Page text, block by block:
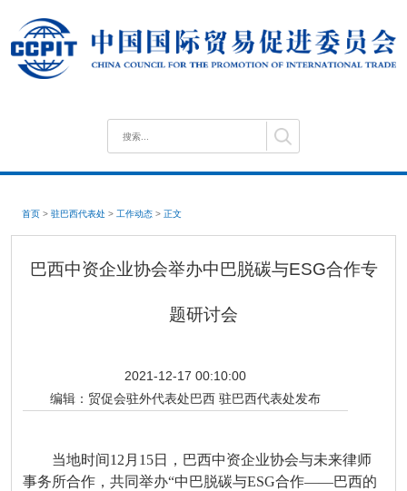
首页 > 驻巴西代表处 > 工作动态 > 正文
巴西中资企业协会举办中巴脱碳与ESG合作专
题研讨会
2021-12-17 00:10:00
编辑： 贸促会驻外代表处巴西 驻巴西代表处发布
当地时间12月15日，巴西中资企业协会与未来律师
事务所合作，共同举办“中巴脱碳与ESG合作——巴西的